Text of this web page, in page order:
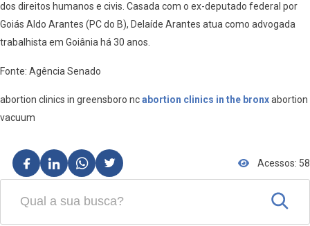
dos direitos humanos e civis. Casada com o ex-deputado federal por
Goiás Aldo Arantes (PC do B), Delaíde Arantes atua como advogada
trabalhista em Goiânia há 30 anos.
Fonte: Agência Senado
abortion clinics in greensboro ncabortion clinics in the bronxabortion
vacuum
Acessos: 58